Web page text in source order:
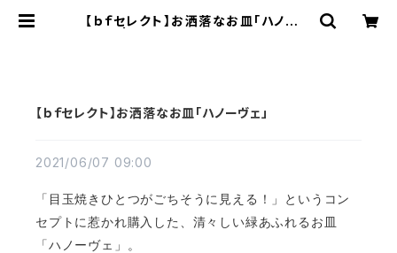
【ｂｆセレクト】お洒落なお皿「ハノーヴ
【ｂｆセレクト】お洒落なお皿「ハノーヴェ」
2021/06/07 09:00
「目玉焼きひとつがごちそうに見える！」というコン
セプトに惹かれ購入した、清々しい緑あふれるお皿
「ハノーヴェ」。